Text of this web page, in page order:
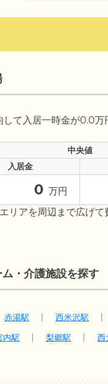
て入居一時金が0.0
中央値
入居金
0 万円
リアを周辺まで広げて
・介護施設を探す
赤湯駅 西米沢駅
内駅 梨郷駅 西